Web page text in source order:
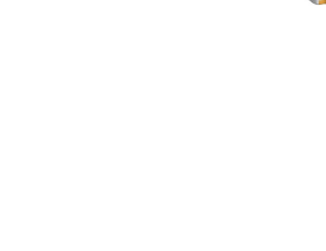
japonais